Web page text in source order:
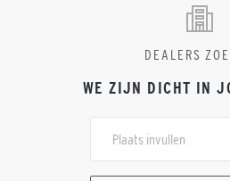
DEALERS
WE ZIJN DICHT IN